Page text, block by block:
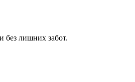
без лишних забот.